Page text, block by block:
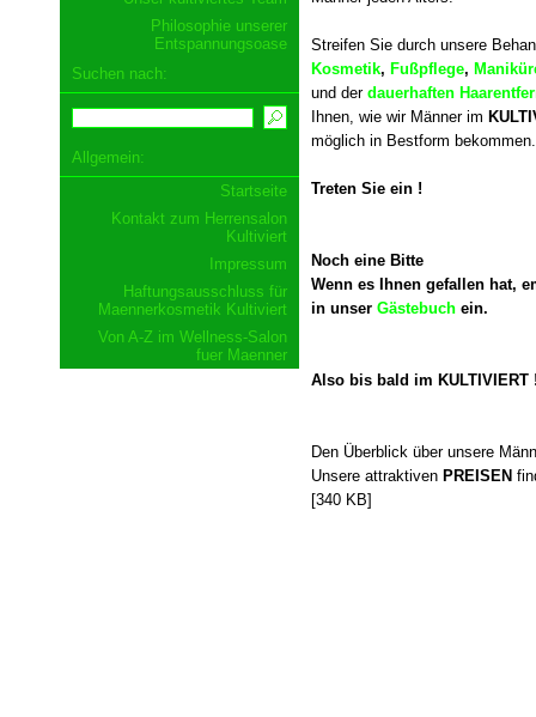
Philosophie unserer
Entspannungsoase
Suchen nach:
Allgemein:
Startseite
Kontakt zum Herrensalon
Kultiviert
Impressum
Haftungsausschluss für
Maennerkosmetik Kultiviert
Von A-Z im Wellness-Salon
fuer Maenner
Streifen Sie durch unsere
Kosmetik, Fußpflege,
und der dauerhaften
Ihnen, wie wir Männer im
möglich in Bestform bekommen.
Treten Sie ein !
Noch eine Bitte
Wenn es Ihnen gefallen hat,
in unser Gästebuch ein.
Also bis bald im KULTIVIERT
Den Überblick über unsere
Unsere attraktiven PREISEN
[340 KB]